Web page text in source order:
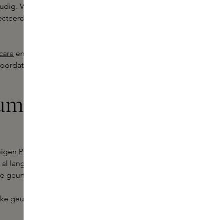
Vanuit huis maak je kennis met
door onze Skins Experts of
en
je een
Sample
Parfum Sample Set
langer je aandacht trekken,
naast elkaar.
geur bij je past. Op je huid, in je